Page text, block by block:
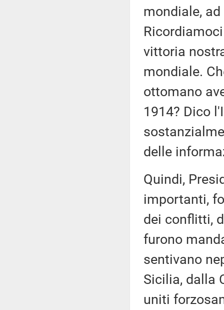
mondiale,
vittoria
mondiale.
ottomano
1914? Dico
delle
Quindi,
importanti,
dei conflitti,
furono
sentivano
Sicilia, dalla
uniti